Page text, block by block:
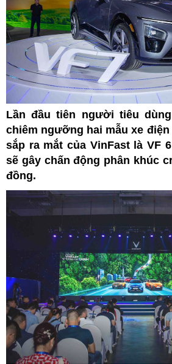
Lần đầu tiên người tiêu
chiêm ngưỡng hai mẫu xe
sắp ra mắt của VinFast là VF
sẽ gây chấn động phân khúc
đồng.